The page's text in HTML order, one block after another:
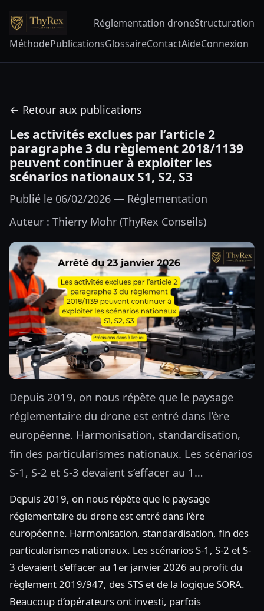
Réglementation droneStructuration
MéthodePublicationsGlossaireContactAideConnexion
← Retour aux publications
Les activités exclues par l’article 2
paragraphe 3 du règlement 2018/1139
peuvent continuer à exploiter les
scénarios nationaux S1, S2, S3
Publié le 06/02/2026 — Réglementation
Auteur : Thierry Mohr (ThyRex Conseils)
Depuis 2019, on nous répète que le paysage
réglementaire du drone est entré dans l’ère
européenne. Harmonisation, standardisation,
fin des particularismes nationaux. Les scénarios
S-1, S-2 et S-3 devaient s’effacer au 1…
Depuis 2019, on nous répète que le paysage
réglementaire du drone est entré dans l’ère
européenne. Harmonisation, standardisation, fin des
particularismes nationaux. Les scénarios S-1, S-2 et S-
3 devaient s’effacer au 1er janvier 2026 au profit du
règlement 2019/947, des STS et de la logique SORA.
Beaucoup d’opérateurs ont investi, parfois